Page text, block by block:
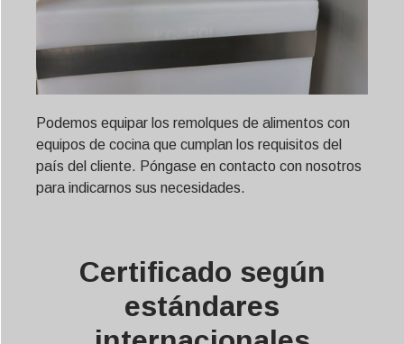
Podemos equipar los remolques de alimentos con
equipos de cocina que cumplan los requisitos del
país del cliente. Póngase en contacto con nosotros
para indicarnos sus necesidades.
Certificado según
estándares